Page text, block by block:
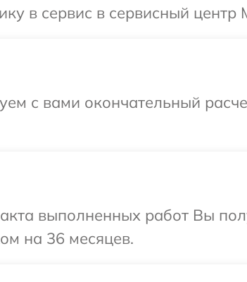
в сервис в сервисный центр
с вами окончательный
выполненных работ Вы
на 36 месяцев.